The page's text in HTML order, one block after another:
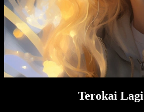
Terokai Lagi